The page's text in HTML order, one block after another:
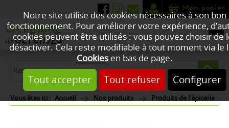
Notre site utilise des cookies nécessaires à son bon
fonctionnement. Pour améliorer votre expérience,
cookies peuvent être utilisés : vous pouvez choisir de
désactiver. Cela reste modifiable à tout moment via le
Cookies en bas de page.
Tout accepter Tout refuser Configurer
Mon panier
Accueil Nos produits Produits de l'épicerie